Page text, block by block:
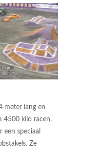
meter lang en
4500 kilo racen,
een speciaal
Ze